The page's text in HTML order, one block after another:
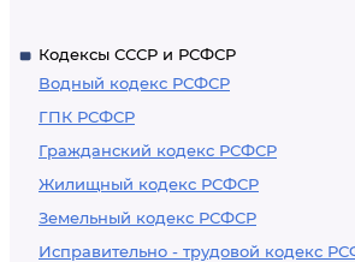
Кодексы СССР и РСФСР
Водный кодекс РСФСР
ГПК РСФСР
Гражданский кодекс РСФСР
Жилищный кодекс РСФСР
Земельный кодекс РСФСР
Исправительно - трудовой кодекс